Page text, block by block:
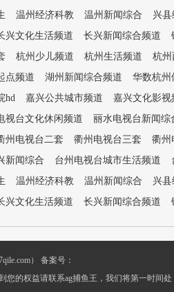
温州经济科教 温州新闻综合
兴
兴文化生活频道 长兴新闻综合频道
杭州少儿频道 杭州生活频道
杭州
点频道 湖州新闻综合频道
华数杭州
hd 嘉兴公共城市频道
嘉兴文化影视
视台文化休闲频道
丽水电视台新闻综
州电视台二套 衢州电视台三套
衢州
新闻综合 台州电视台城市生活频道
温州经济科教 温州新闻综合
兴
兴文化生活频道 长兴新闻综合频道
） 备案号：
您的权益请联系ag捕鱼王，我们将第一时间处